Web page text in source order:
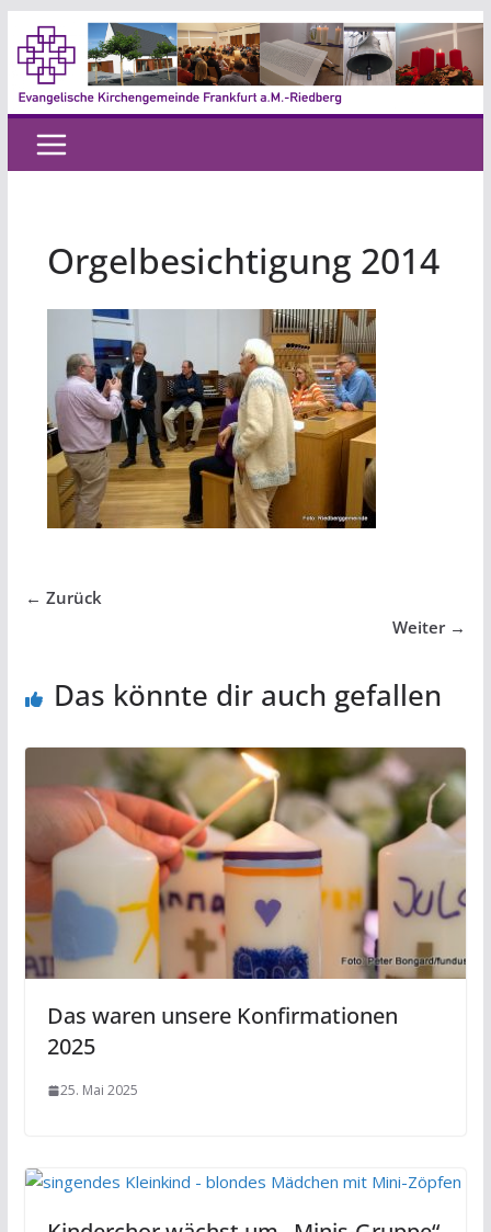
Zum
Inhalt
springen
Orgelbesichtigung 2014
← Zurück
Weiter →
Das könnte dir auch gefallen
Das waren unsere Konfirmationen
2025
25. Mai 2025